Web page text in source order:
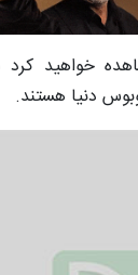
خواهید کرد
دنیا هستند.